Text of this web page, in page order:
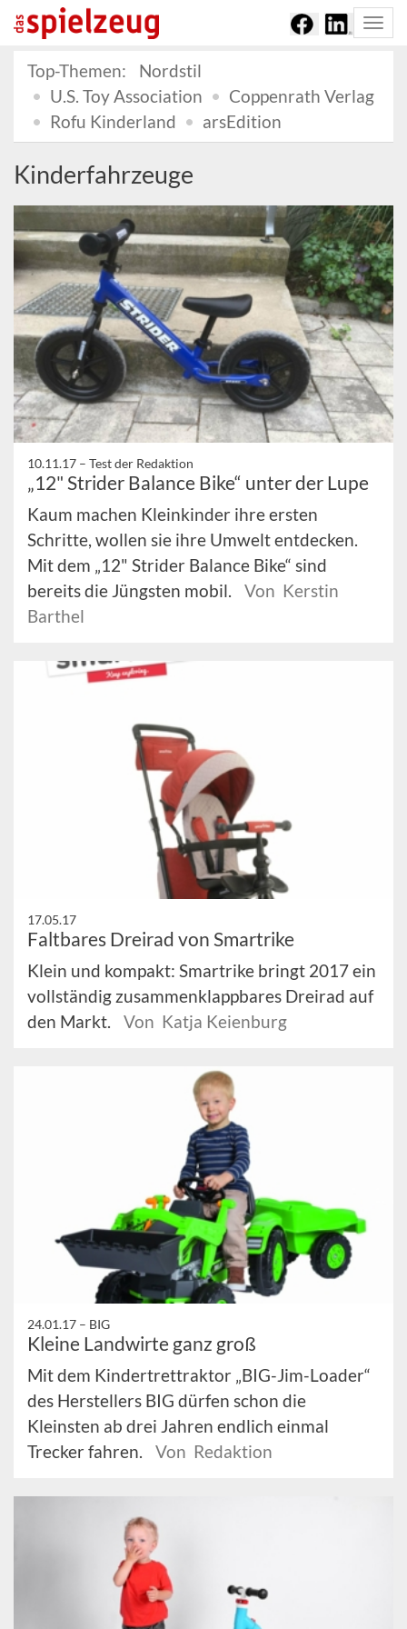
Top-Themen:
Nordstil
U.S. Toy Association
Coppenrath Verlag
Rofu Kinderland
arsEdition
Kinderfahrzeuge
10.11.17 – Test der Redaktion
„12" Strider Balance Bike“ unter der Lupe
Kaum machen Kleinkinder ihre ersten
Schritte, wollen sie ihre Umwelt entdecken.
Mit dem „12" Strider Balance Bike“ sind
bereits die Jüngsten mobil.
Von Kerstin
Barthel
17.05.17
Faltbares Dreirad von Smartrike
Klein und kompakt: Smartrike bringt 2017 ein
vollständig zusammenklappbares Dreirad auf
den Markt.
Von Katja Keienburg
24.01.17 – BIG
Kleine Landwirte ganz groß
Mit dem Kindertrettraktor „BIG-Jim-Loader“
des Herstellers BIG dürfen schon die
Kleinsten ab drei Jahren endlich einmal
Trecker fahren.
Von Redaktion